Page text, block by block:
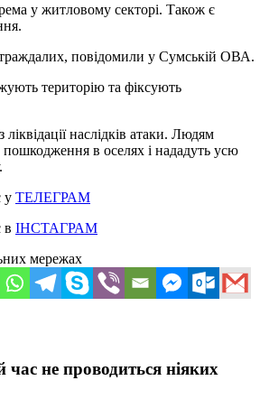
у житловому секторі. Також є
повідомили у Сумській ОВА.
територію та фіксують
ліквідації наслідків атаки. Людям
в оселях і нададуть усю
у ТЕЛЕГРАМ
в ІНСТАГРАМ
мережах
час не проводиться ніяких